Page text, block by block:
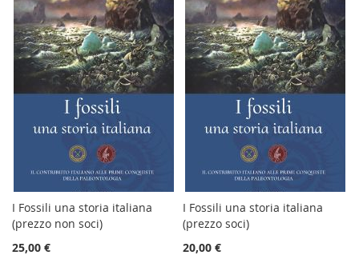
I Fossili una storia italiana
(prezzo non soci)
25,00 €
I Fossili una storia italiana
(prezzo soci)
20,00 €